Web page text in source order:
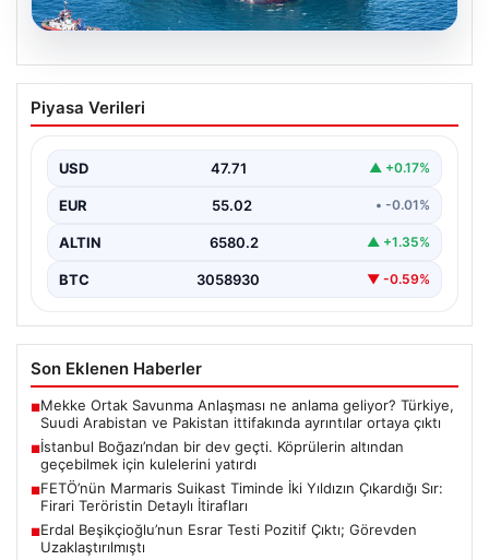
İstanbul Boğazı’ndan bir dev geçti.
Köprülerin altından geçebilmek için
Piyasa Verileri
USD 47.71 ▲ +0.17%
EUR 55.02 • -0.01%
ALTIN 6580.2 ▲ +1.35%
BTC 3058930 ▼ -0.59%
Son Eklenen Haberler
■Mekke Ortak Savunma Anlaşması ne anlama geliyor? Türkiye,
Suudi Arabistan ve Pakistan ittifakında ayrıntılar ortaya çıktı
■İstanbul Boğazı’ndan bir dev geçti. Köprülerin altından
geçebilmek için kulelerini yatırdı
■FETÖ’nün Marmaris Suikast Timinde İki Yıldızın Çıkardığı Sır:
Firari Teröristin Detaylı İtirafları
■Erdal Beşikçioğlu’nun Esrar Testi Pozitif Çıktı; Görevden
Uzaklaştırılmıştı